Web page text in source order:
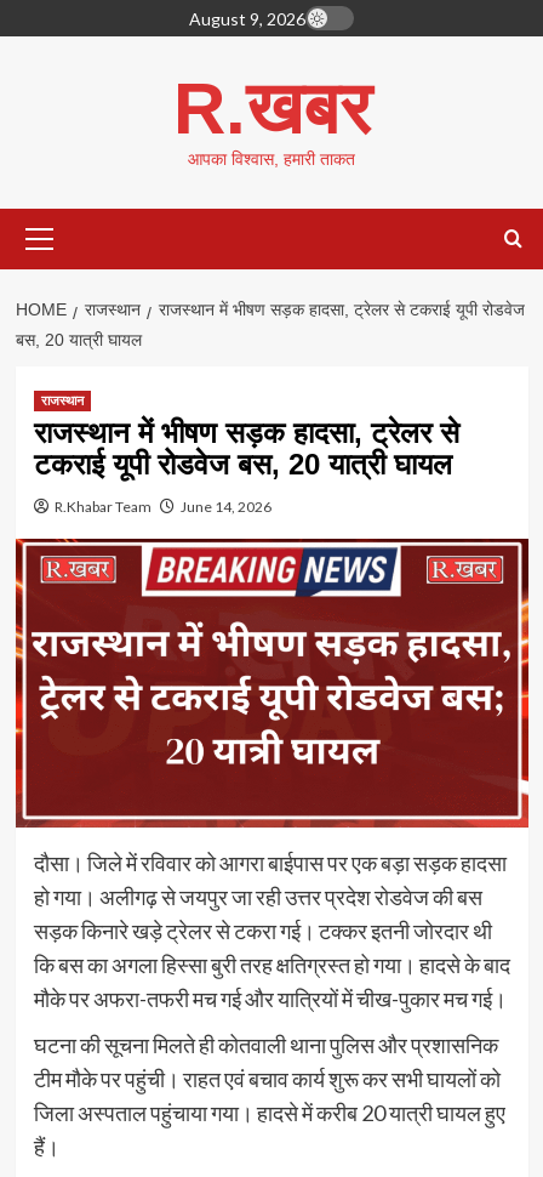
to
August 9, 2026
R.खबर
आपका विश्वास, हमारी ताकत
Menu
HOME राजस्थान
राजस्थान में भीषण सड़क हादसा, ट्रेलर से टकराई यूपी रोडवेज
बस, 20 यात्री घायल
राजस्थान
राजस्थान में भीषण सड़क हादसा, ट्रेलर से
टकराई यूपी रोडवेज बस, 20 यात्री घायल
R.Khabar Team June 14, 2026
दौसा। जिले में रविवार को आगरा बाईपास पर एक बड़ा सड़क हादसा
हो गया। अलीगढ़ से जयपुर जा रही उत्तर प्रदेश रोडवेज की बस
सड़क किनारे खड़े ट्रेलर से टकरा गई। टक्कर इतनी जोरदार थी
कि बस का अगला हिस्सा बुरी तरह क्षतिग्रस्त हो गया। हादसे के बाद
मौके पर अफरा-तफरी मच गई और यात्रियों में चीख-पुकार मच गई।
घटना की सूचना मिलते ही कोतवाली थाना पुलिस और प्रशासनिक
टीम मौके पर पहुंची। राहत एवं बचाव कार्य शुरू कर सभी घायलों को
जिला अस्पताल पहुंचाया गया। हादसे में करीब 20 यात्री घायल हुए
हैं।